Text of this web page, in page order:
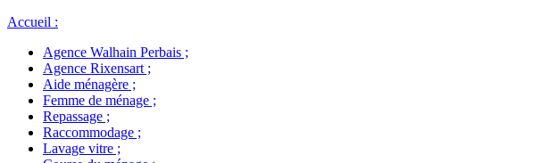
Accueil :
Agence Walhain Perbais ;
Agence Rixensart ;
Aide ménagère ;
Femme de ménage ;
Repassage ;
Raccommodage ;
Lavage vitre ;